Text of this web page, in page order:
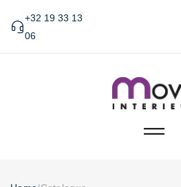
+32 19 33 13
06